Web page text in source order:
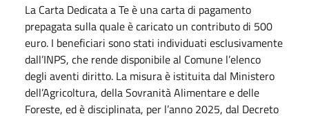
La Carta Dedicata a Te è una carta di pagamento
prepagata sulla quale è caricato un contributo di 500
euro. I beneficiari sono stati individuati esclusivamente
dall’INPS, che rende disponibile al Comune l’elenco
degli aventi diritto. La misura è istituita dal Ministero
dell’Agricoltura, della Sovranità Alimentare e delle
Foreste, ed è disciplinata, per l’anno 2025, dal Decreto